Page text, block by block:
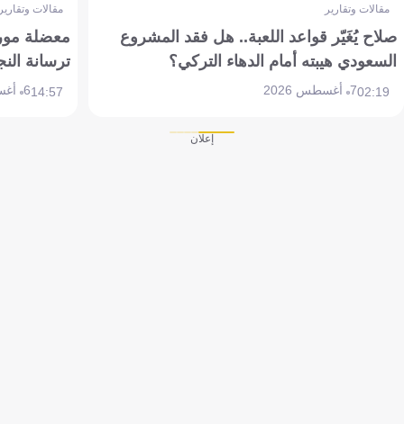
مقالات وتقارير
صلاح يُغَيّر قواعد اللعبة.. هل فقد المشروع
السعودي هيبته أمام الدهاء التركي؟
02:197 أغسطس 2026
مقالات
معضلة
ترسانة
14:576 أغسطس 2026
إعلان